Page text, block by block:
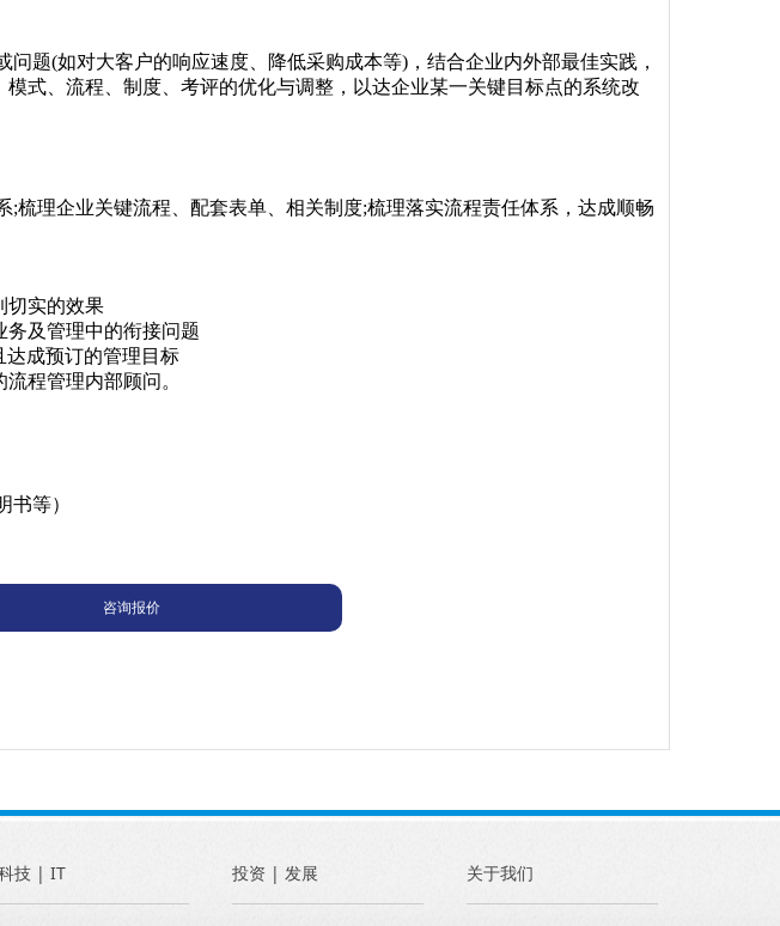
题(如对大客户的响应速度、降低采购成本等)，结合企业内外部最佳实践，
式、流程、制度、考评的优化与调整，以达企业某一关键目标点的系统改
;梳理企业关键流程、配套表单、相关制度;梳理落实流程责任体系，达成顺畅
切实的效果
务及管理中的衔接问题
达成预订的管理目标
程管理内部顾问。
等）
咨询报价
技 | IT 投资 | 发展 关于我们